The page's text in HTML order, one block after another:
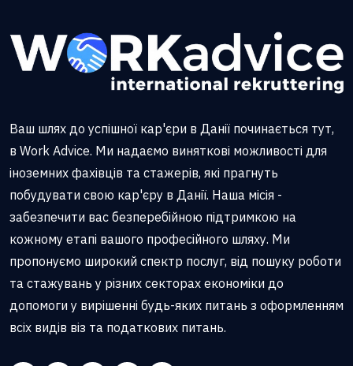
Ваш шлях до успішної кар'єри в Данії починається тут,
в Work Advice. Ми надаємо виняткові можливості для
іноземних фахівців та стажерів, які прагнуть
побудувати свою кар'єру в Данії. Наша місія -
забезпечити вас безперебійною підтримкою на
кожному етапі вашого професійного шляху. Ми
пропонуємо широкий спектр послуг, від пошуку роботи
та стажувань у різних секторах економіки до
допомоги у вирішенні будь-яких питань з оформленням
всіх видів віз та податкових питань.